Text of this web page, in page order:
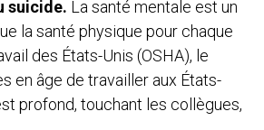
suicide. La santé mentale est un
la santé physique pour chaque
des États-Unis (OSHA), le
en âge de travailler aux États-
profond, touchant les collègues,